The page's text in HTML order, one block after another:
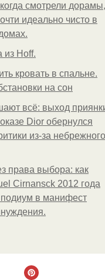
смотрели дорамы,
идеально чисто в
Hoff.
кровать в спальне.
на сон
всё: выход
Dior обернулся
из-за небрежного
права выбора: как
Cirnansck 2012 года
в манифест